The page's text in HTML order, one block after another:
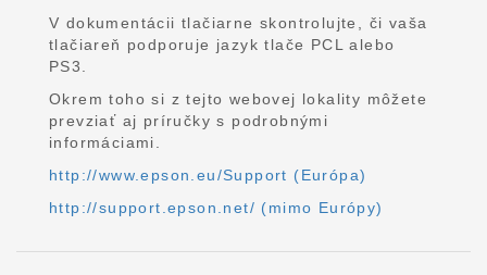
V dokumentácii tlačiarne skontrolujte, či vaša
tlačiareň podporuje jazyk tlače PCL alebo
PS3.
Okrem toho si z tejto webovej lokality môžete
prevziať aj príručky s podrobnými
informáciami.
http://www.epson.eu/Support (Európa)
http://support.epson.net/ (mimo Európy)